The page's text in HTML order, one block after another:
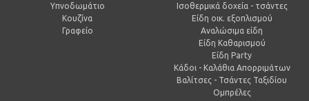
Υπνοδωμάτιο
Κουζίνα
Γραφείο
Ισοθερμικά δοχεία - τσάντες
Είδη οικ. εξοπλισμού
Αναλώσιμα είδη
Είδη Καθαρισμού
Είδη Party
Κάδοι - Καλάθια Απορριμάτων
Βαλίτσες - Τσάντες Ταξιδίου
Ομπρέλες